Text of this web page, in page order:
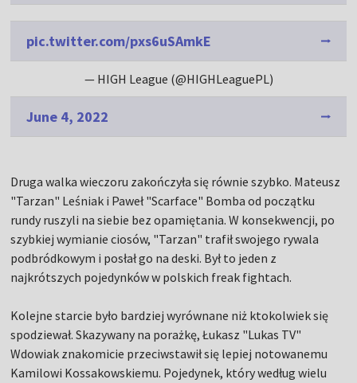
pic.twitter.com/pxs6uSAmkE
— HIGH League (@HIGHLeaguePL)
June 4, 2022
Druga walka wieczoru zakończyła się równie szybko. Mateusz
"Tarzan" Leśniak i Paweł "Scarface" Bomba od początku
rundy ruszyli na siebie bez opamiętania. W konsekwencji, po
szybkiej wymianie ciosów, "Tarzan" trafił swojego rywala
podbródkowym i posłał go na deski. Był to jeden z
najkrótszych pojedynków w polskich freak fightach.
Kolejne starcie było bardziej wyrównane niż ktokolwiek się
spodziewał. Skazywany na porażkę, Łukasz "Lukas TV"
Wdowiak znakomicie przeciwstawił się lepiej notowanemu
Kamilowi Kossakowskiemu. Pojedynek, który według wielu